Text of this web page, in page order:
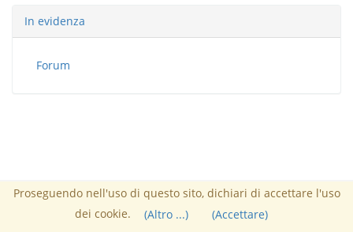
Proseguendo nell'uso di questo sito, dichiari di accettare l'uso
dei cookie.
(Altro ...) (Accettare)
In evidenza
Forum
Responsabile : Nucleo FUSS
Powered by Chamilo© 2026